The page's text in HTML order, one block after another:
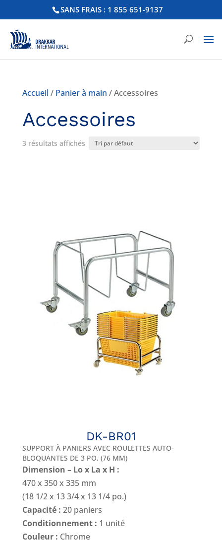
SANS FRAIS : 1 855 651-9137
Accueil / Panier à main / Accessoires
Accessoires
3 résultats affichés
DK-BR01
SUPPORT À PANIERS AVEC ROULETTES AUTO-
BLOQUANTES DE 3 PO. (76 MM)
Dimension – Lo x La x H :
470 x 350 x 335 mm
(18 1/2 x 13 3/4 x 13 1/4 po.)
Capacité : 20 paniers
Conditionnement : 1 unité
Couleur : Chrome